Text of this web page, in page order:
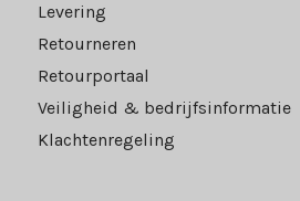
Levering
Retourneren
Retourportaal
Veiligheid & bedrijfsinformatie
Klachtenregeling